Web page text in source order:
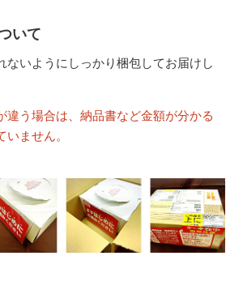
いて
ないようにしっかり梱包してお届けし
違う場合は、納品書など金額が分かる
いません。